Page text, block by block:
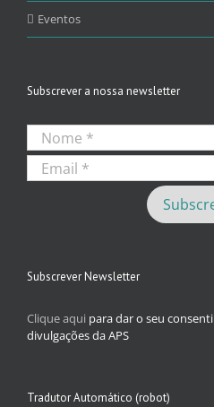
Eventos
Subscrever a nossa newsletter
Subscrever Newsletter
Clique aqui para dar o seu
divulgações da APS
Tradutor Automático (robot)